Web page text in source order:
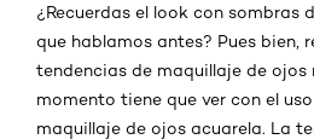
¿Recuerdas el look con sombras
que hablamos antes? Pues bien,
tendencias de maquillaje de ojos
momento tiene que ver con el
maquillaje de ojos acuarela. La